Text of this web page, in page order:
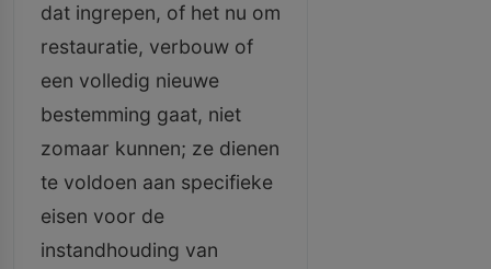
dat ingrepen, of het nu om
restauratie, verbouw of
een volledig nieuwe
bestemming gaat, niet
zomaar kunnen; ze dienen
te voldoen aan specifieke
eisen voor de
instandhouding van